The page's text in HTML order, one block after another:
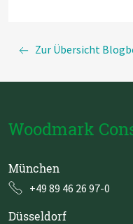
Zur Übersicht
Woodmark
München
+49 89 46 26 97-0
Düsseldorf